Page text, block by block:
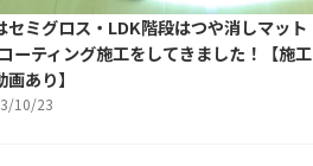
セミグロス・LDK階段はつや消しマット
ーティング施工をしてきました！【施工
あり】
10/23